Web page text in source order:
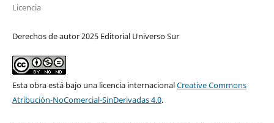
Licencia
Derechos de autor 2025 Editorial Universo Sur
Esta obra está bajo una licencia internacionalCreative Commons
Atribución-NoComercial-SinDerivadas 4.0.